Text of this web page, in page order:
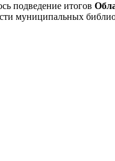
подведение итогов
муниципальных